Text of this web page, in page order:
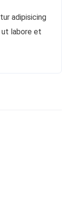
adipisicing
labore et